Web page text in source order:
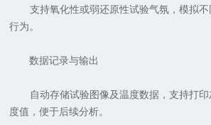
支持氧化性或弱还原性试验气氛，模拟不
行为。
数据记录与输出
自动存储试验图像及温度数据，支持打印
度值，便于后续分析。